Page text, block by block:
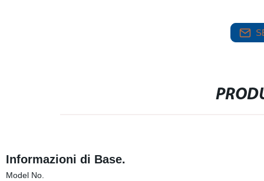
Informazioni di Base.
Model No.